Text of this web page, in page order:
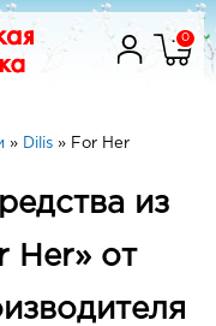
0
» Dilis» For Her
из
Her» от